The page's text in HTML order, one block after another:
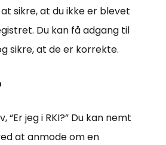
sikre, at du ikke er blevet
Du kan få adgang til
sikre, at de er korrekte.
“Er jeg i RKI?” Du kan nemt
at anmode om en